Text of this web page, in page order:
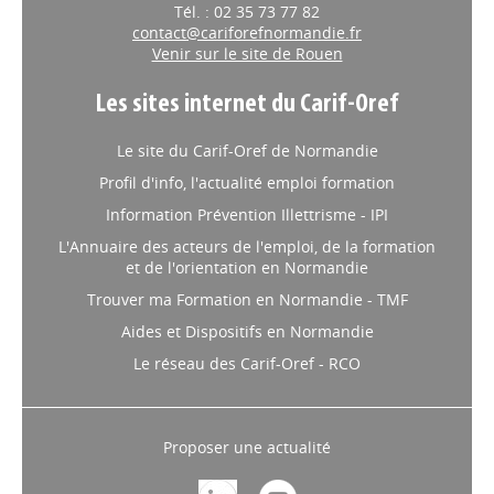
Tél. : 02 35 73 77 82
contact@cariforefnormandie.fr
Venir sur le site de Rouen
Les sites internet du Carif-Oref
Le site du Carif-Oref de Normandie
Profil d'info, l'actualité emploi formation
Information Prévention Illettrisme - IPI
L'Annuaire des acteurs de l'emploi, de la formation
et de l'orientation en Normandie
Trouver ma Formation en Normandie - TMF
Aides et Dispositifs en Normandie
Le réseau des Carif-Oref - RCO
Proposer une actualité